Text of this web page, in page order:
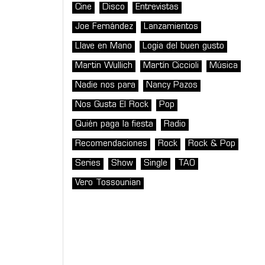
Cine Disco Entrevistas
Joe Fernández Lanzamientos
Llave en Mano Logia del buen gusto
Martin Wullich Martín Ciccioli Música
Nadie nos para Nancy Pazos
Nos Gusta El Rock Pop
Quién paga la fiesta Radio
Recomendaciones Rock Rock & Pop
Series Show Single TAO
Vero Tossounian